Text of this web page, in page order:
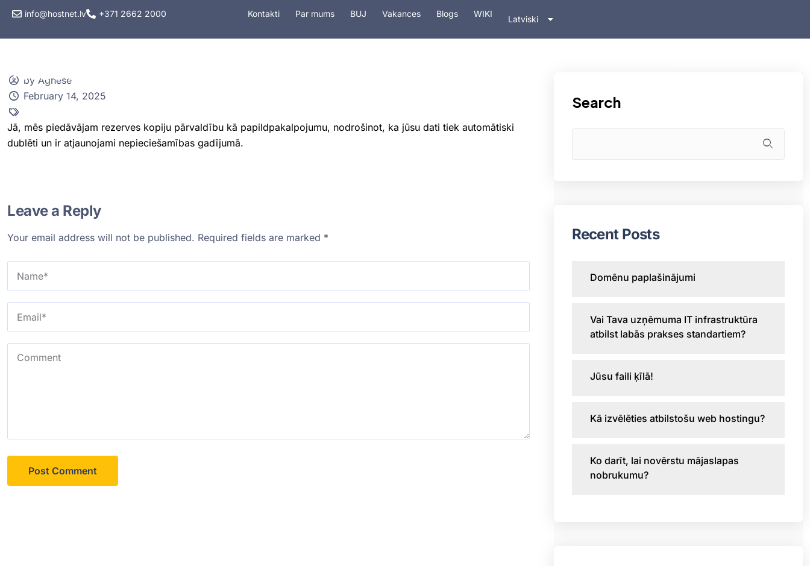
info@hostnet.lv +371 2662 2000 Kontakti Par mums BUJ Vakances Blogs WIKI
Latviski
На русском
by Agnese
February 14, 2025
Jā, mēs piedāvājam rezerves kopiju pārvaldību kā papildpakalpojumu, nodrošinot, ka jūsu dati tiek automātiski
dublēti un ir atjaunojami nepieciešamības gadījumā.
Leave a Reply
Your email address will not be published. Required fields are marked *
Search
Recent Posts
Domēnu paplašinājumi
Vai Tava uzņēmuma IT infrastruktūra
atbilst labās prakses standartiem?
Jūsu faili ķīlā!
Kā izvēlēties atbilstošu web hostingu?
Ko darīt, lai novērstu mājaslapas
nobrukumu?